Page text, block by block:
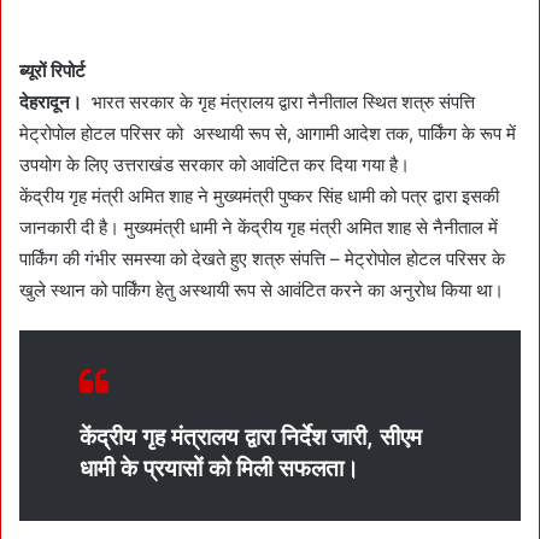
n
i
ब्यूरों रिपोर्ट
देहरादून। भारत सरकार के गृह मंत्रालय द्वारा नैनीताल स्थित शत्रु संपत्ति
मेट्रोपोल होटल परिसर को अस्थायी रूप से, आगामी आदेश तक, पार्किंग के रूप में
उपयोग के लिए उत्तराखंड सरकार को आवंटित कर दिया गया है।
केंद्रीय गृह मंत्री अमित शाह ने मुख्यमंत्री पुष्कर सिंह धामी को पत्र द्वारा इसकी
जानकारी दी है। मुख्यमंत्री धामी ने केंद्रीय गृह मंत्री अमित शाह से नैनीताल में
पार्किंग की गंभीर समस्या को देखते हुए शत्रु संपत्ति – मेट्रोपोल होटल परिसर के
खुले स्थान को पार्किंग हेतु अस्थायी रूप से आवंटित करने का अनुरोध किया था।
केंद्रीय गृह मंत्रालय द्वारा निर्देश जारी, सीएम
धामी के प्रयासों को मिली सफलता।